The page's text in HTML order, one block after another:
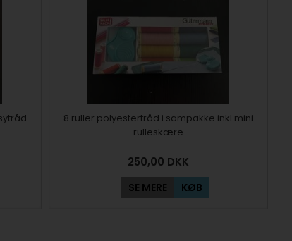
8 ruller polyestertråd i sampakke inkl mini
rulleskære
250,00 DKK
SE MERE KØB